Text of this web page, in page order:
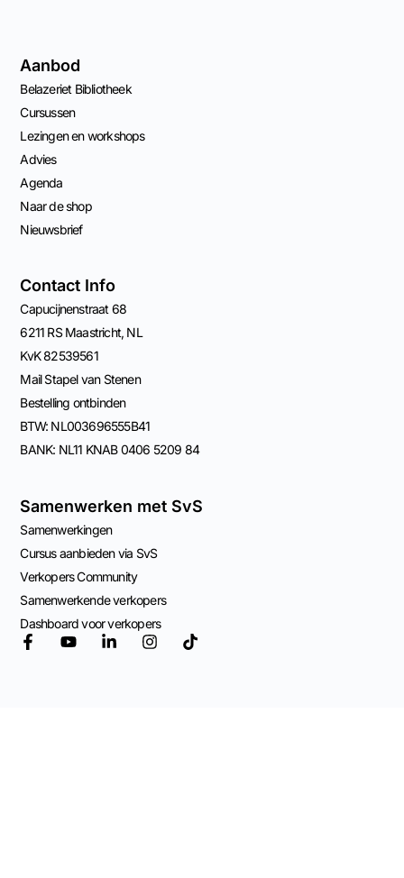
Aanbod
Belazeriet Bibliotheek
Cursussen
Lezingen en workshops
Advies
Agenda
Naar de shop
Nieuwsbrief
Contact Info
Capucijnenstraat 68
6211 RS Maastricht, NL
KvK 82539561
Mail Stapel van Stenen
Bestelling ontbinden
BTW: NL003696555B41
BANK: NL11 KNAB 0406 5209 84
Samenwerken met SvS
Samenwerkingen
Cursus aanbieden via SvS
Verkopers Community
Samenwerkende verkopers
Dashboard voor verkopers